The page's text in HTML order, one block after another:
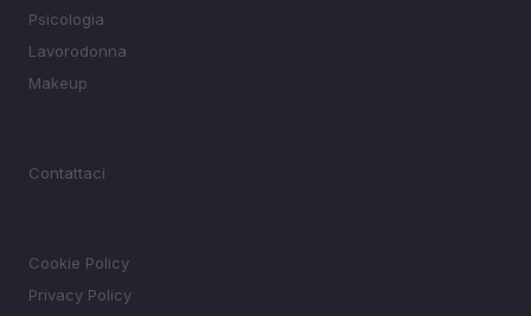
Psicologia
Lavorodonna
Makeup
Contattaci
Cookie Policy
Privacy Policy